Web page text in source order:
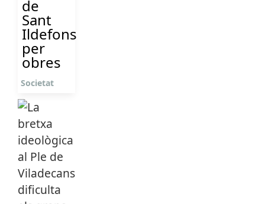
de
Sant
Ildefons
per
obres
Societat